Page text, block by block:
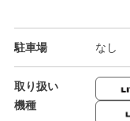
駐車場 なし
取り扱い
機種